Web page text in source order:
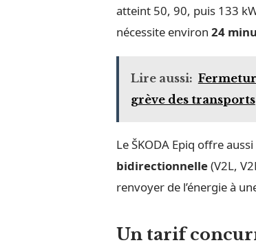
atteint 50, 90, puis 133
nécessite environ 24
Lire aussi:
grève des transports
Le ŠKODA Epiq offre
bidirectionnelle(V2L,
renvoyer de l’énergie à
Un tarif